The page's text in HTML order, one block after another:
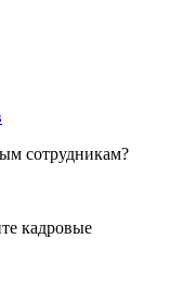
сотрудникам?
кадровые